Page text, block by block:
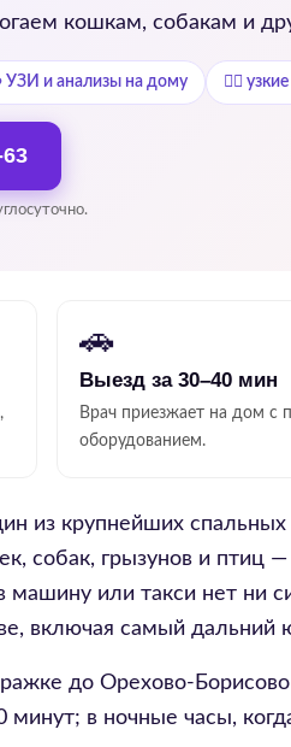
кошкам, собакам и
УЗИ и анализы на дому 👨‍⚕️
🚗
Выезд за 30–40 мин
Врач приезжает на дом с
оборудованием.
из крупнейших
собак, грызунов и птиц
или такси нет ни
включая самый дальний
до Орехово-
минут; в ночные часы,